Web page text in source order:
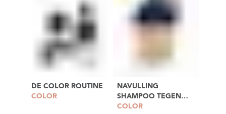
DE COLOR ROUTINE
COLOR
NAVULLING
SHAMPOO TEGEN
KLEURVERVAGING
COLOR